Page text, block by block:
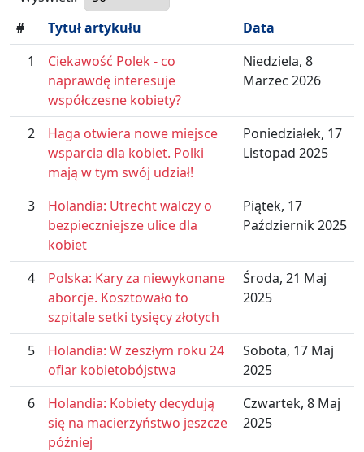
#
Tytuł artykułu
Data
1
Ciekawość Polek - co
naprawdę interesuje
współczesne kobiety?
Niedziela, 8
Marzec 2026
2
Haga otwiera nowe miejsce
wsparcia dla kobiet. Polki
mają w tym swój udział!
Poniedziałek, 17
Listopad 2025
3
Holandia: Utrecht walczy o
bezpieczniejsze ulice dla
kobiet
Piątek, 17
Październik 2025
4
Polska: Kary za niewykonane
aborcje. Kosztowało to
szpitale setki tysięcy złotych
Środa, 21 Maj
2025
5
Holandia: W zeszłym roku 24
ofiar kobietobójstwa
Sobota, 17 Maj
2025
6
Holandia: Kobiety decydują
się na macierzyństwo jeszcze
później
Czwartek, 8 Maj
2025